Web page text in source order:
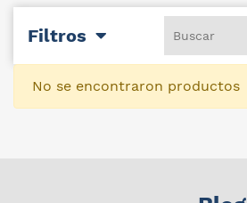
Filtros
No se encontraron productos